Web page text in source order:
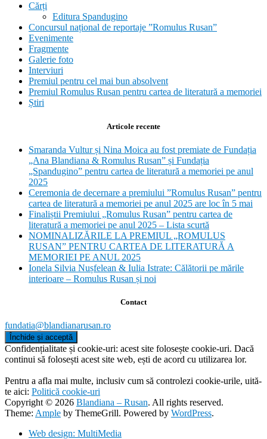
Cărți
Editura Spandugino
Concursul național de reportaje ”Romulus Rusan”
Evenimente
Fragmente
Galerie foto
Interviuri
Premiul pentru cel mai bun absolvent
Premiul Romulus Rusan pentru cartea de literatură a memoriei
Știri
Articole recente
Smaranda Vultur și Nina Moica au fost premiate de Fundația
„Ana Blandiana & Romulus Rusan” și Fundația
„Spandugino” pentru cartea de literatură a memoriei pe anul
2025
Ceremonia de decernare a premiului ”Romulus Rusan” pentru
cartea de literatură a memoriei pe anul 2025 are loc în 5 mai
Finaliștii Premiului „Romulus Rusan” pentru cartea de
literatură a memoriei pe anul 2025 – Lista scurtă
NOMINALIZĂRILE LA PREMIUL „ROMULUS
RUSAN” PENTRU CARTEA DE LITERATURĂ A
MEMORIEI PE ANUL 2025
Ionela Silvia Nușfelean & Iulia Istrate: Călătorii pe mările
interioare – Romulus Rusan și noi
Contact
fundatia@blandianarusan.ro
Confidențialitate și cookie-uri: acest site folosește cookie-uri. Dacă
continui să folosești acest site web, ești de acord cu utilizarea lor.
Pentru a afla mai multe, inclusiv cum să controlezi cookie-urile, uită-
te aici: Politică cookie-uri
Copyright © 2026 Blandiana – Rusan. All rights reserved.
Theme: Ample by ThemeGrill. Powered by WordPress.
Web design: MultiMedia